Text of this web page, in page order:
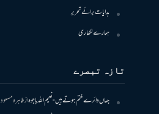
ہدایات برائے تحریر
ہمارے لکھاری
تازہ تبصرے
جہاں دائرے ختم ہوتے ہیں- نعیم اللہ باجوہازطاہرہ مسعود